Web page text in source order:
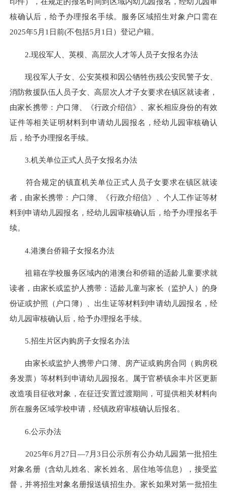
核确认后，给予办理报名手续。服务区域招生对象户口需在
2025年5月1日前(不包括5月1日）登记户籍。
2.现役军人、英模、高层次人才等人员子女报名办法
现役军人子女、公安英模和因公牺牲伤残公安民警子女、
消防救援队伍人员子女、高层次人才子女要求在镇区就读者，
由家长携带：户口簿、《行政介绍信》、家长相应身份的有效
证件等相关证明材料到申请幼儿园报名，经幼儿园审核确认
后，给予办理报名手续。
3.机关单位正式人员子女报名办法
符合规定的镇直机关单位正式人员子女要求在镇区就读
者，由家长携带：户口簿、《行政介绍信》、个人工作证等材
料到申请幼儿园报名，经幼儿园审核确认后，给予办理报名手
续。
4.港澳台侨籍子女报名办法
祖籍在学校服务区域内的港澳台和侨籍的适龄儿童要求就
读者，由家长或监护人携带：适龄儿童与家长（监护人）的身
份证或护照（户口簿）、出生证等材料到申请幼儿园报名，经
幼儿园审核确认后，给予办理报名手续。
5.招生片区内购房子女报名办法
由家长或监护人携带户口簿、房产证或购房合同（购房税
务发票）等材料到申请幼儿园报名。属于官桥镇余丰片区更新
改造项目征收对象，在征迁安置过渡期间，可提供相关材料向
所在服务区域学校申请，经镇政府审核确认后报名。
6.公示办法
2025年6月27日—7月3日公示所有公办幼儿园第一批招生
对象名册（含幼儿姓名、家长姓名、居住地等信息），接受监
督，并将招生对象名册报送镇招生办。家长如果对第一批招生